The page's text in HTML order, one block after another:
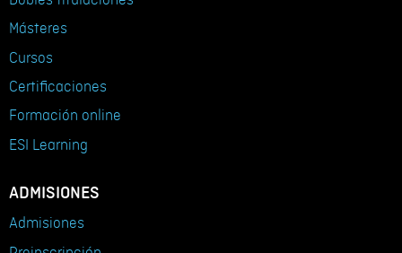
Másteres
Cursos
Certificaciones
Formación online
ESI Learning
ADMISIONES
Admisiones